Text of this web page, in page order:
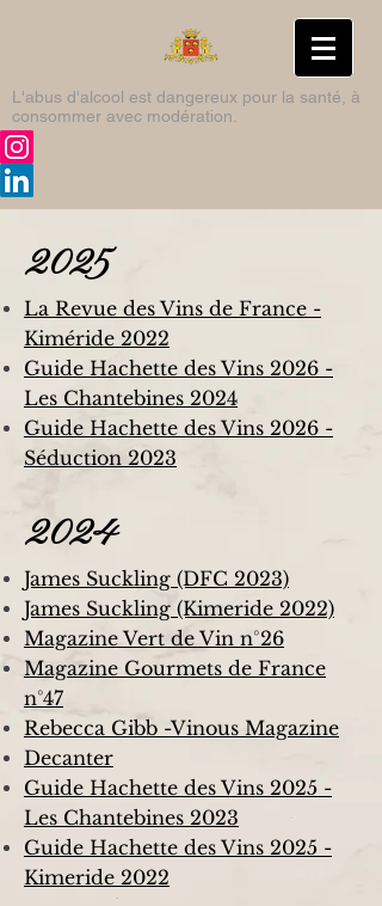
L'abus d'alcool est dangereux pour la santé, à
consommer avec modération.
2025
La Revue des Vins de France -
Kiméride 2022
Guide Hachette des Vins 2026 -
Les Chantebines 2024
Guide Hachette des Vins 2026 -
Séduction 2023
2024
James Suckling (DFC 2023)
James Suckling (Kimeride 2022)
Magazine Vert de Vin n°26
Magazine Gourmets de France
n°47
Rebecca Gibb -Vinous Magazine
Decanter
Guide Hachette des Vins 2025 -
Les Chantebines 2023
Guide Hachette des Vins 2025 -
Kimeride 2022